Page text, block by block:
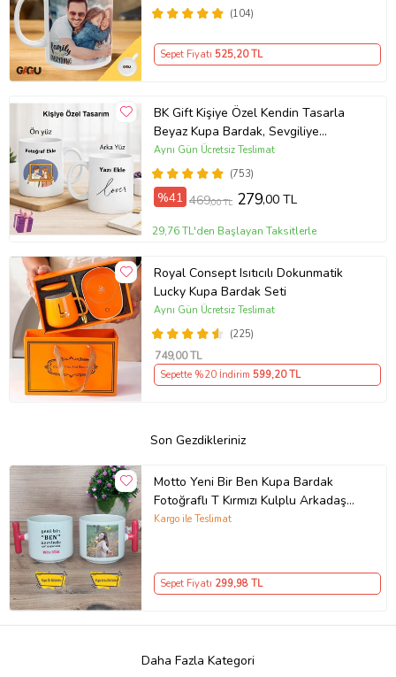
(104)
Sepet Fiyatı 525,20 TL
BK Gift Kişiye Özel Kendin Tasarla
Beyaz Kupa Bardak, Sevgiliye
Hediye, Arkadaşa Hediye, Doğum
Günü Hediyesi(753)
Aynı Gün Ücretsiz Teslimat
%41 469,00 TL 279,00 TL
29,76 TL'den Başlayan Taksitlerle
Royal Consept Isıtıcılı Dokunmatik
Lucky Kupa Bardak Seti
(225)
Aynı Gün Ücretsiz Teslimat
749,00 TL
Sepette %20 İndirim 599,20 TL
Son Gezdikleriniz
Motto Yeni Bir Ben Kupa Bardak
Fotoğraflı T Kırmızı Kulplu Arkadaşa
Hediye
Kargo ile Teslimat
Sepet Fiyatı 299,98 TL
Daha Fazla Kategori